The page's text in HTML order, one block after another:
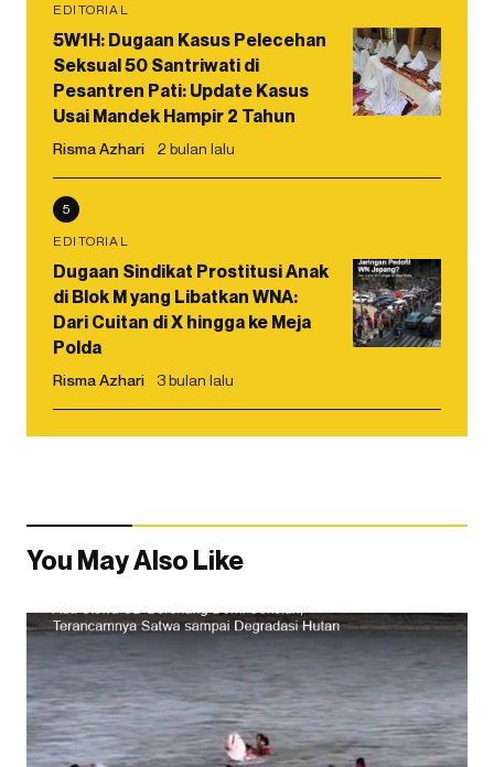
EDITORIAL
5W1H: Dugaan Kasus Pelecehan
Seksual 50 Santriwati di
Pesantren Pati: Update Kasus
Usai Mandek Hampir 2 Tahun
Risma Azhari 2 bulan lalu
5
EDITORIAL
Dugaan Sindikat Prostitusi Anak
di Blok M yang Libatkan WNA:
Dari Cuitan di X hingga ke Meja
Polda
Risma Azhari 3 bulan lalu
You May Also Like